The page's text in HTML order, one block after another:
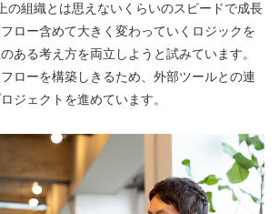
の組織とは思えないくらいのスピードで成長
ロー含めて大きく変わっていくロジックを
ある考え方を両立しようと試みています。
ローを構築しきるため、外部ツールとの連
ジェクトを進めています。